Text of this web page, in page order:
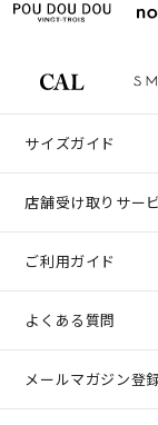
サイズガイド
店舗受け取りサー
ご利用ガイド
よくある質問
メールマガジン登